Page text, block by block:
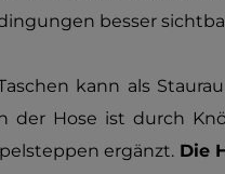
besser
kann als
der Hose ist durch
ergänzt. Die